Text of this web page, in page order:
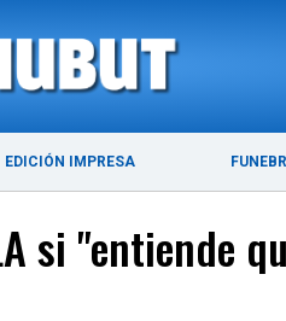
EDICIÓN IMPRESA
NOTICIAS PUERTO MADRYN
si "entiende